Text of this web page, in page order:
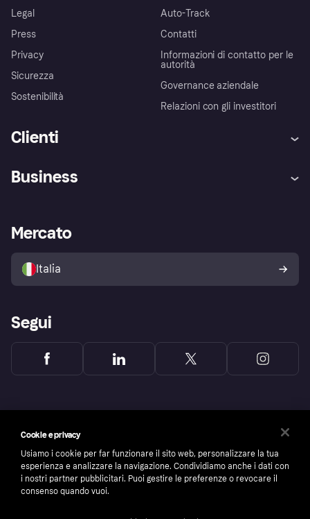
Legal
Press
Privacy
Sicurezza
Sostenibilità
Auto-Track
Contatti
Informazioni di contatto per le
autorità
Governance aziendale
Relazioni con gli investitori
Clienti
Assistenza
Esplora i negozi
Politica di protezione
dell'acquirente Klarna
Business
Accesso aziende
Mercato
Italia
Segui
Cookie e privacy
Usiamo i cookie per far funzionare il sito web, personalizzare la tua
esperienza e analizzare la navigazione. Condividiamo anche i dati con
i nostri partner pubblicitari. Puoi gestire le preferenze o revocare il
consenso quando vuoi.